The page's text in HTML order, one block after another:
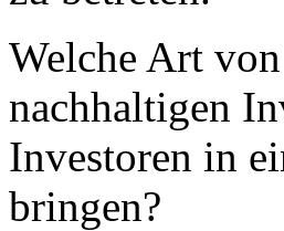
Welche Art
nachhaltigen
Investoren in
bringen?